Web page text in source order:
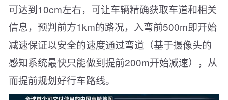
可达到10cm左右，可让车辆精确获取车道和相关
信息，预判前方1km的路况，入弯前500m即开始
减速保证以安全的速度通过弯道（基于摄像头的
感知系统最快只能做到提前200m开始减速），从
而提前规划好行车路线。